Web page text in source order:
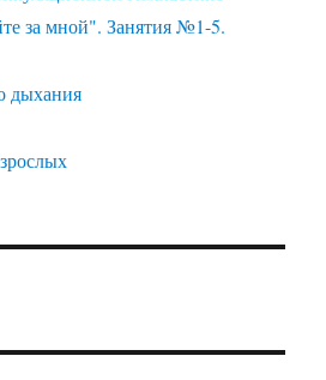
за мной". Занятия №1-5.
дыхания